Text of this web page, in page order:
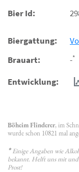
Bier Id:
Biergattung:
Brauart:
-*
Entwicklung:
Böheim Flinderer, im
wurde schon 10821 mal
*Einige Angaben wie
bekannt. Helft uns mit
Prost!